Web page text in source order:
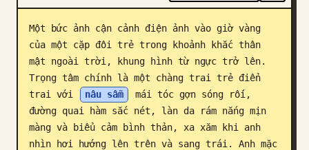
Blog
Cập nhật
Một bức ảnh cận cảnh điện ảnh vào giờ vàng
của một cặp đôi trẻ trong khoảnh khắc thân
mật ngoài trời, khung hình từ ngực trở lên.
Trọng tâm chính là một chàng trai trẻ điển
trai với
nâu sẫm
mái tóc gợn sóng rối,
đường quai hàm sắc nét, làn da rám nắng mịn
màng và biểu cảm bình thản, xa xăm khi anh
nhìn hơi hướng lên trên và sang trái. Anh mặc